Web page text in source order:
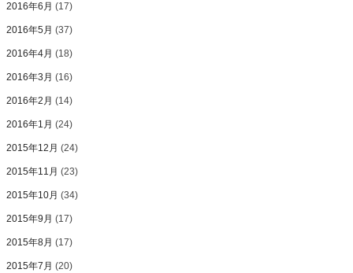
2016年6月 (17)
2016年5月 (37)
2016年4月 (18)
2016年3月 (16)
2016年2月 (14)
2016年1月 (24)
2015年12月 (24)
2015年11月 (23)
2015年10月 (34)
2015年9月 (17)
2015年8月 (17)
2015年7月 (20)